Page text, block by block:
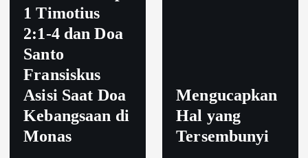
1 Timotius
2:1-4 dan Doa
Santo
Fransiskus
Asisi Saat Doa
Kebangsaan di
Monas
Mengucapkan
Hal yang
Tersembunyi